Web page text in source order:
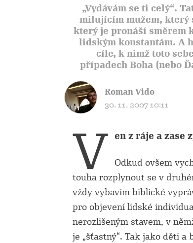
„Vydávám se ti celý“.
milujícím mužem, který
který je pronáší směrem
lidským konstantám. A
cíle, k nimž toto
případech Boha (nebo
Roman Vido
30. 11. 2007 10:11
V en z ráje a zase
Odkud ovšem
touha rozplynout se v
vždy vybavím biblické
pro objevení lidské
nerozlišeným stavem, v
je „šťastný“. Tak jako děti